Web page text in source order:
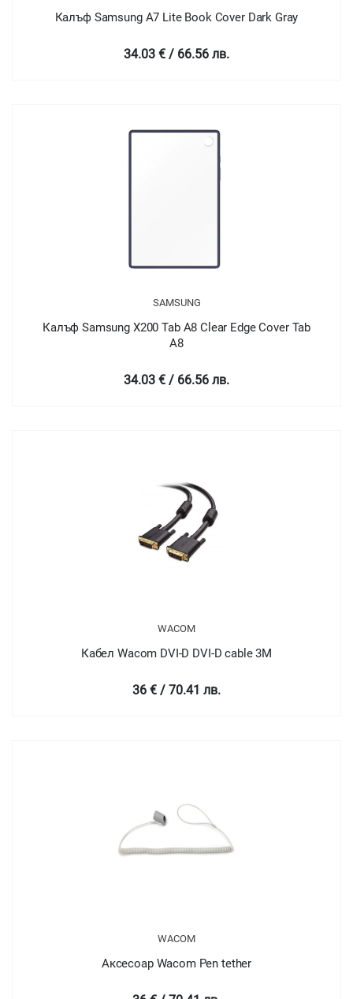
Калъф Samsung A7 Lite Book Cover Dark Gray
34.03 € / 66.56 лв.
SAMSUNG
Калъф Samsung X200 Tab A8 Clear Edge Cover Tab
A8
34.03 € / 66.56 лв.
WACOM
Кабел Wacom DVI-D DVI-D cable 3M
36 € / 70.41 лв.
WACOM
Аксесоар Wacom Pen tether